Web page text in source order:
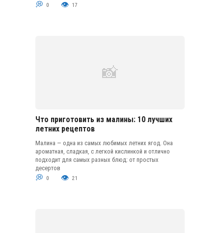
0 17
Что приготовить из малины: 10 лучших
летних рецептов
Малина — одна из самых любимых летних ягод. Она
ароматная, сладкая, с легкой кислинкой и отлично
подходит для самых разных блюд: от простых
десертов
0 21